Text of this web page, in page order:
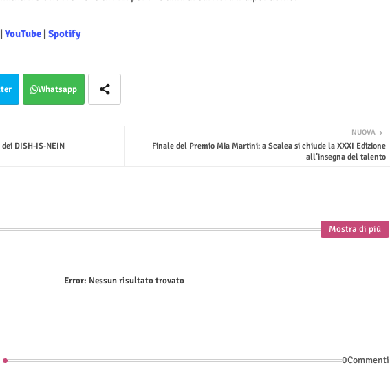
| YouTube| Spotify
Whatsapp
NUOVA
Finale del Premio Mia Martini: a Scalea si chiude la XXXI Edizione
all’insegna del talento
DISH-IS-NEIN
Mostra di più
Error: Nessun risultato trovato
0Commenti